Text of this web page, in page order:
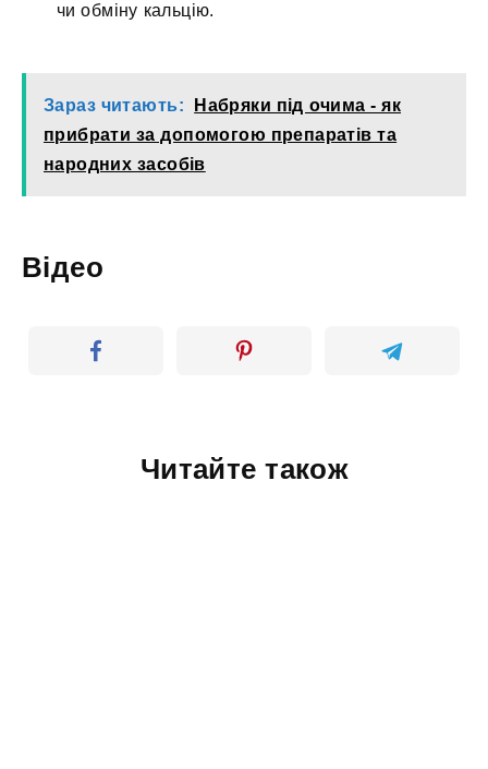
чи обміну кальцію.
Зараз читають:
Набряки під очима - як
прибрати за допомогою препаратів та
народних засобів
Відео
Читайте також